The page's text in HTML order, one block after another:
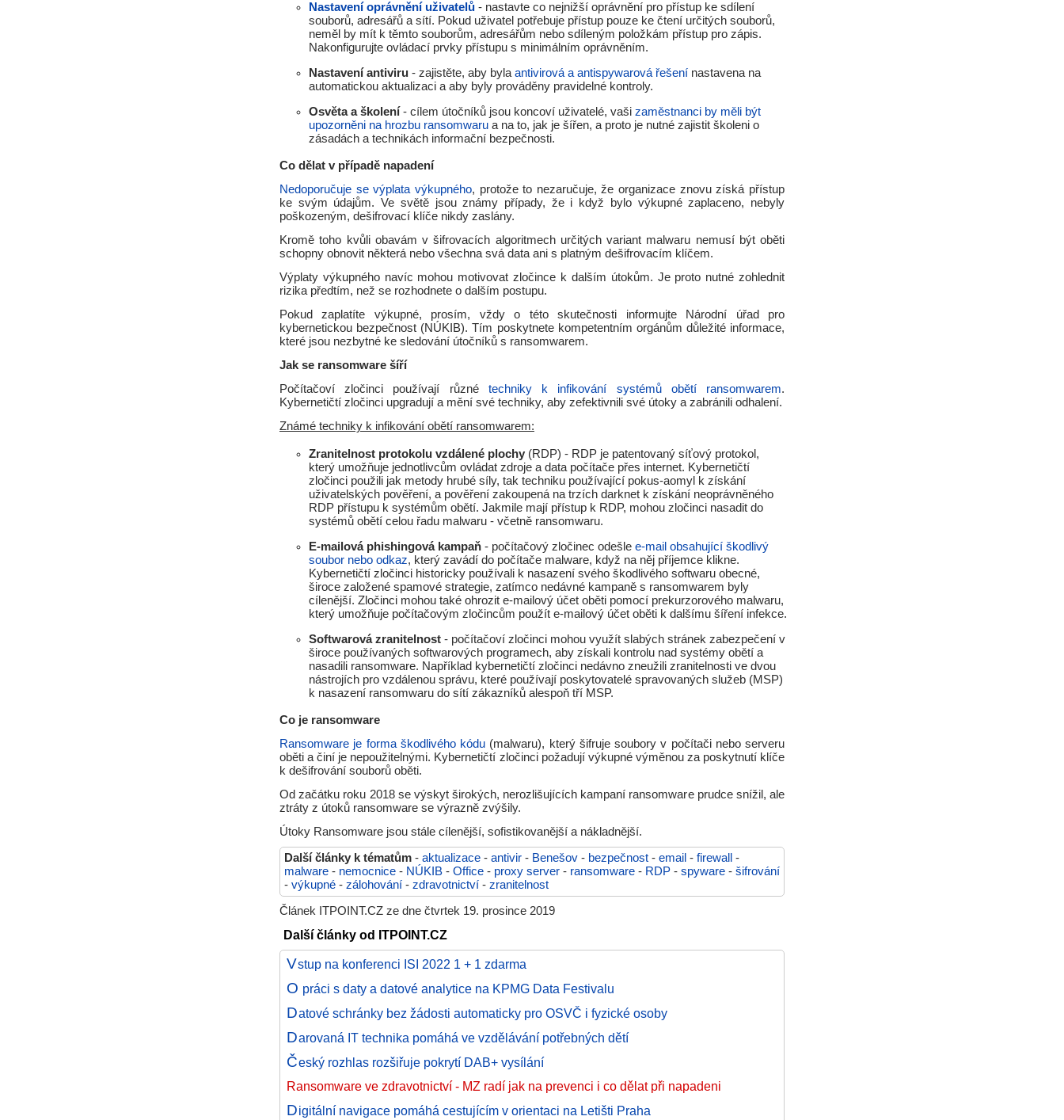
Nastavení oprávnění uživatelů - nastavte co nejnižší oprávnění pro přístup ke sdílení
souborů, adresářů a sítí. Pokud uživatel potřebuje přístup pouze ke čtení určitých souborů,
neměl by mít k těmto souborům, adresářům nebo sdíleným položkám přístup pro zápis.
Nakonfigurujte ovládací prvky přístupu s minimálním oprávněním.
Nastavení antiviru - zajistěte, aby byla antivirová a antispywarová řešení nastavena na
automatickou aktualizaci a aby byly prováděny pravidelné kontroly.
Osvěta a školení - cílem útočníků jsou koncoví uživatelé, vaši zaměstnanci by měli být
upozorněni na hrozbu ransomwaru a na to, jak je šířen, a proto je nutné zajistit školeni o
zásadách a technikách informační bezpečnosti.
Co dělat v případě napadení
Nedoporučuje se výplata výkupného, protože to nezaručuje, že organizace znovu získá přístup
ke svým údajům. Ve světě jsou známy případy, že i když bylo výkupné zaplaceno, nebyly
poškozeným, dešifrovací klíče nikdy zaslány.
Kromě toho kvůli obavám v šifrovacích algoritmech určitých variant malwaru nemusí být oběti
schopny obnovit některá nebo všechna svá data ani s platným dešifrovacím klíčem.
Výplaty výkupného navíc mohou motivovat zločince k dalším útokům. Je proto nutné zohlednit
rizika předtím, než se rozhodnete o dalším postupu.
Pokud zaplatíte výkupné, prosím, vždy o této skutečnosti informujte Národní úřad pro
kybernetickou bezpečnost (NÚKIB). Tím poskytnete kompetentním orgánům důležité informace,
které jsou nezbytné ke sledování útočníků s ransomwarem.
Jak se ransomware šíří
Počítačoví zločinci používají různé techniky k infikování systémů obětí ransomwarem.
Kybernetičtí zločinci upgradují a mění své techniky, aby zefektivnili své útoky a zabránili odhalení.
Známé techniky k infikování obětí ransomwarem:
Zranitelnost protokolu vzdálené plochy (RDP) - RDP je patentovaný síťový protokol,
který umožňuje jednotlivcům ovládat zdroje a data počítače přes internet. Kybernetičtí
zločinci použili jak metody hrubé síly, tak techniku používající pokus-aomyl k získání
uživatelských pověření, a pověření zakoupená na trzích darknet k získání neoprávněného
RDP přístupu k systémům obětí. Jakmile mají přístup k RDP, mohou zločinci nasadit do
systémů obětí celou řadu malwaru - včetně ransomwaru.
E-mailová phishingová kampaň - počítačový zločinec odešle e-mail obsahující škodlivý
soubor nebo odkaz, který zavádí do počítače malware, když na něj příjemce klikne.
Kybernetičtí zločinci historicky používali k nasazení svého škodlivého softwaru obecné,
široce založené spamové strategie, zatímco nedávné kampaně s ransomwarem byly
cílenější. Zločinci mohou také ohrozit e-mailový účet oběti pomocí prekurzorového malwaru,
který umožňuje počítačovým zločincům použít e-mailový účet oběti k dalšímu šíření infekce.
Softwarová zranitelnost - počítačoví zločinci mohou využít slabých stránek zabezpečení v
široce používaných softwarových programech, aby získali kontrolu nad systémy obětí a
nasadili ransomware. Například kybernetičtí zločinci nedávno zneužili zranitelnosti ve dvou
nástrojích pro vzdálenou správu, které používají poskytovatelé spravovaných služeb (MSP)
k nasazení ransomwaru do sítí zákazníků alespoň tří MSP.
Co je ransomware
Ransomware je forma škodlivého kódu (malwaru), který šifruje soubory v počítači nebo serveru
oběti a činí je nepoužitelnými. Kybernetičtí zločinci požadují výkupné výměnou za poskytnutí klíče
k dešifrování souborů oběti.
Od začátku roku 2018 se výskyt širokých, nerozlišujících kampaní ransomware prudce snížil, ale
ztráty z útoků ransomware se výrazně zvýšily.
Útoky Ransomware jsou stále cílenější, sofistikovanější a nákladnější.
Další články k tématům - aktualizace - antivir - Benešov - bezpečnost - email - firewall -
malware - nemocnice - NÚKIB - Office - proxy server - ransomware - RDP - spyware - šifrování
- výkupné - zálohování - zdravotnictví - zranitelnost
Článek ITPOINT.CZ ze dne čtvrtek 19. prosince 2019
Další články od ITPOINT.CZ
Vstup na konferenci ISI 2022 1 + 1 zdarma
O práci s daty a datové analytice na KPMG Data Festivalu
Datové schránky bez žádosti automaticky pro OSVČ i fyzické osoby
Darovaná IT technika pomáhá ve vzdělávání potřebných dětí
Český rozhlas rozšiřuje pokrytí DAB+ vysílání
Ransomware ve zdravotnictví - MZ radí jak na prevenci i co dělat při napadeni
Digitální navigace pomáhá cestujícím v orientaci na Letišti Praha